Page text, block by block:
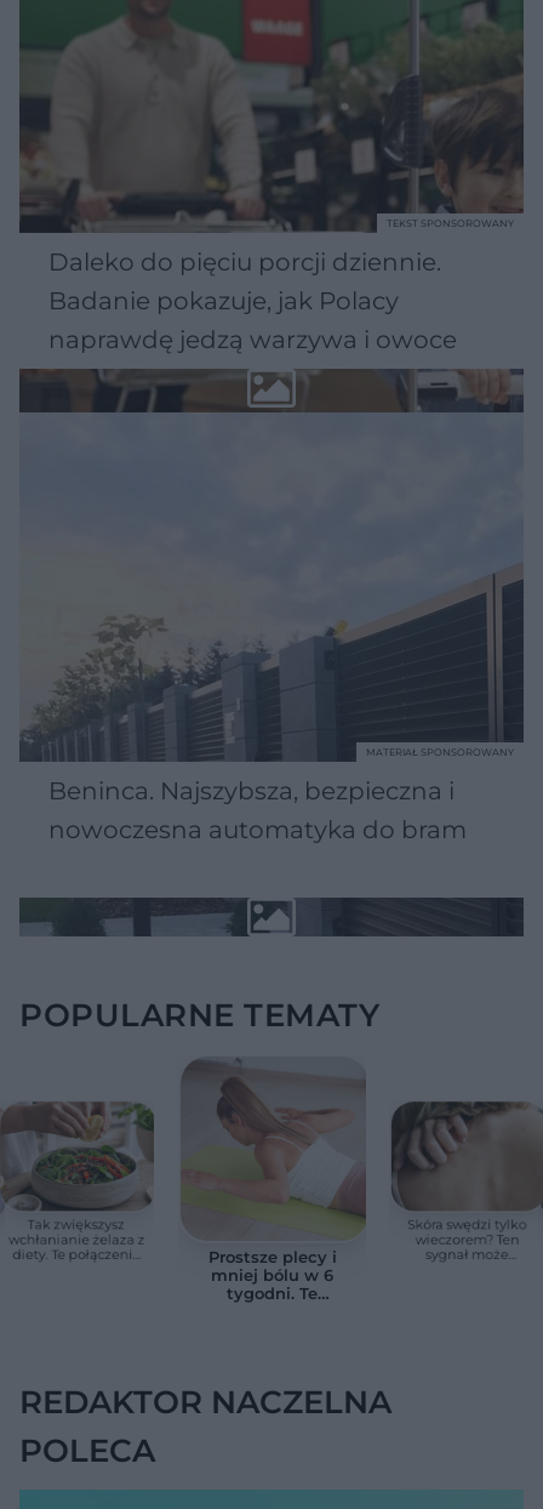
Daleko do pięciu porcji dziennie.
Badanie pokazuje, jak Polacy
naprawdę jedzą warzywa i owoce
TEKST SPONSOROWANY
Beninca. Najszybsza, bezpieczna i
nowoczesna automatyka do bram
MATERIAŁ SPONSOROWANY
POPULARNE TEMATY
Tak zwiększysz
wchłanianie żelaza z
diety. Te połączenia
Prostsze plecy i
mniej bólu w 6
tygodni. Te
Skóra swędzi tylko
wieczorem? Ten
sygnał może
REDAKTOR NACZELNA
POLECA